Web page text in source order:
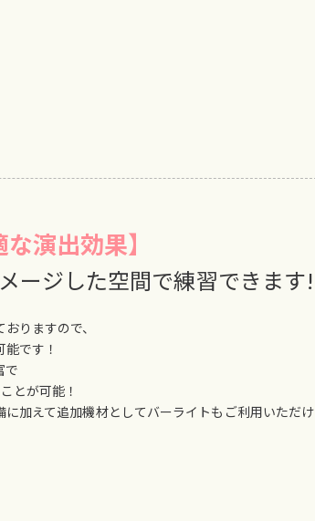
な演出効果】
ージした空間で練習できます!
りますので、
です！
で
とが可能！
加えて追加機材としてバーライトもご利用いただけ